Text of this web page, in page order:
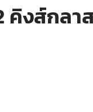
คิงส์กลา